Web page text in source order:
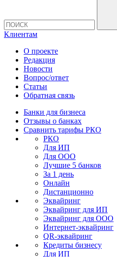
Клиентам
О проекте
Редакция
Новости
Вопрос/ответ
Статьи
Обратная связь
Банки для бизнеса
Отзывы о банках
Сравнить тарифы РКО
РКО
Для ИП
Для ООО
Лучшие 5 банков
За 1 день
Онлайн
Дистанционно
Эквайринг
Эквайринг для ИП
Эквайринг для ООО
Интернет-эквайринг
QR-эквайринг
Кредиты бизнесу
Для ИП